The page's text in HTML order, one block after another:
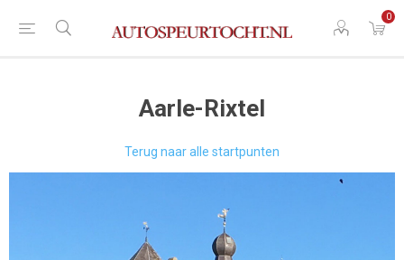
0
Aarle-Rixtel
Terug naar alle startpunten